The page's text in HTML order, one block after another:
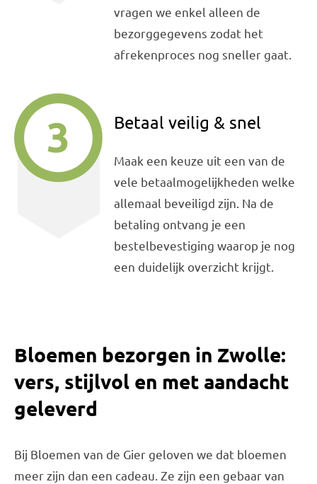
vragen we enkel alleen de
bezorggegevens zodat het
afrekenproces nog sneller gaat.
Betaal veilig & snel
Maak een keuze uit een van de
vele betaalmogelijkheden welke
allemaal beveiligd zijn. Na de
betaling ontvang je een
bestelbevestiging waarop je nog
een duidelijk overzicht krijgt.
Bloemen bezorgen in Zwolle:
vers, stijlvol en met aandacht
geleverd
Bij Bloemen van de Gier geloven we dat bloemen
meer zijn dan een cadeau. Ze zijn een gebaar van